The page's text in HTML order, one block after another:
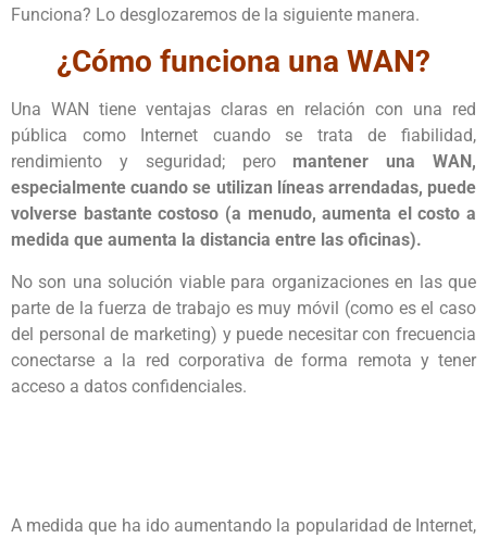
Funciona? Lo desglozaremos de la siguiente manera.
¿Cómo funciona una WAN?
Una WAN tiene ventajas claras en relación con una red
pública como Internet cuando se trata de fiabilidad,
rendimiento y seguridad; pero mantener una WAN,
especialmente cuando se utilizan líneas arrendadas, puede
volverse bastante costoso (a menudo, aumenta el costo a
medida que aumenta la distancia entre las oficinas).
No son una solución viable para organizaciones en las que
parte de la fuerza de trabajo es muy móvil (como es el caso
del personal de marketing) y puede necesitar con frecuencia
conectarse a la red corporativa de forma remota y tener
acceso a datos confidenciales.
A medida que ha ido aumentando la popularidad de Internet,